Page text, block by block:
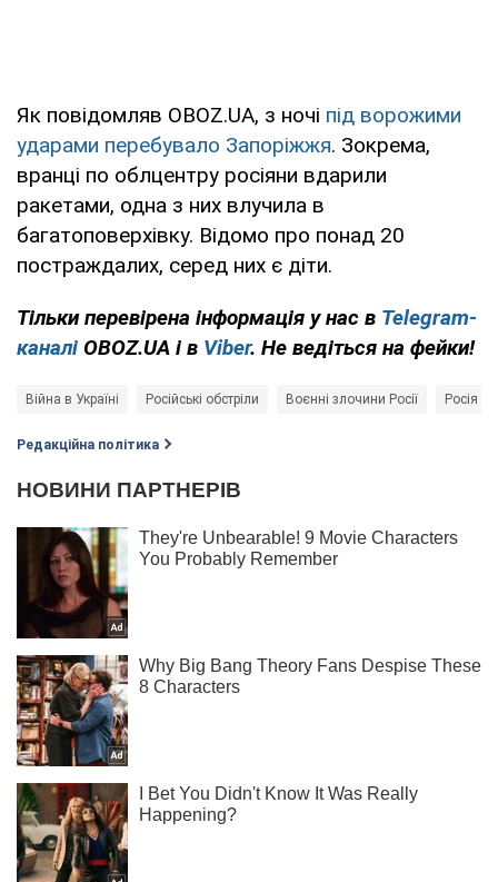
Як повідомляв OBOZ.UA, з ночі під ворожими
ударами перебувало Запоріжжя. Зокрема,
вранці по облцентру росіяни вдарили
ракетами, одна з них влучила в
багатоповерхівку. Відомо про понад 20
постраждалих, серед них є діти.
Тільки перевірена інформація у нас в Telegram-
каналі OBOZ.UA і в Viber. Не ведіться на фейки!
Війна в Україні Російські обстріли Воєнні злочини Росії Росія -
Редакційна політика